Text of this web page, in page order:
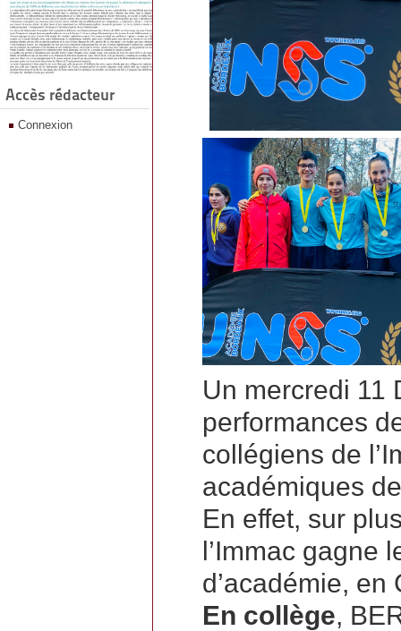
Accès rédacteur
Connexion
Un mercredi 11
performances
collégiens de
académiques
En effet, sur
l’Immac gagne
d’académie, en
En collège,